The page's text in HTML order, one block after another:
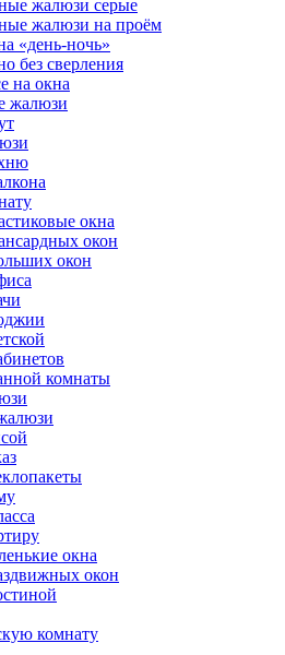
жалюзи серые
жалюзи на проём
«день-ночь»
без сверления
на окна
жалюзи
окна
окон
окон
комнаты
окна
окон
комнату